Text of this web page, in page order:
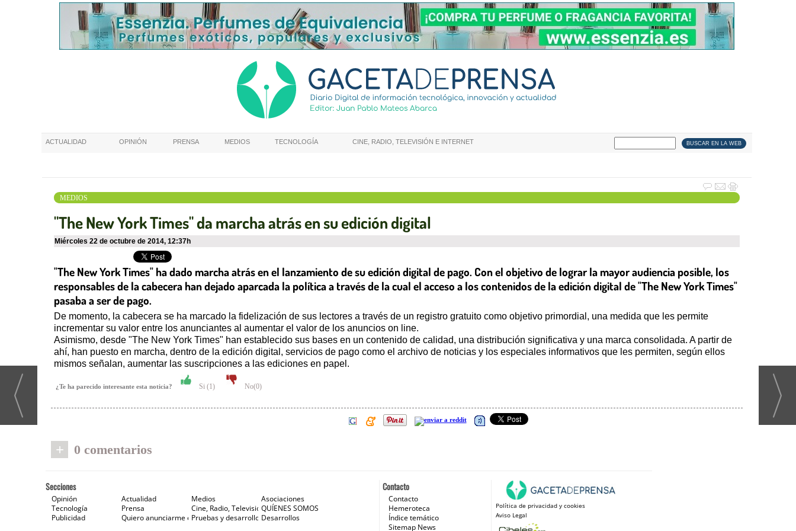
ACTUALIDAD OPINIÓN PRENSA MEDIOS TECNOLOGÍA CINE, RADIO, TELEVISIÓN E INTERNET
MEDIOS
"The New York Times" da marcha atrás en su edición digital
miércoles 22 de octubre de 2014, 12:37h
"The New York Times" ha dado marcha atrás en el lanzamiento de su edición digital de pago. Con el objetivo de lograr la mayor audiencia posible, los
responsables de la cabecera han dejado aparcada la política a través de la cual el acceso a los contenidos de la edición digital de "The New York Times"
pasaba a ser de pago.
De momento, la cabecera se ha marcado la fidelización de sus lectores a través de un registro gratuito como objetivo primordial, una medida que les permite
incrementar su valor entre los anunciantes al aumentar el valor de los anuncios on line.
Asimismo, desde "The New York Times" han establecido sus bases en un contenido de calidad, una distribución significativa y una marca consolidada. A partir de
ahí, han puesto en marcha, dentro de la edición digital, servicios de pago como el archivo de noticias y los especiales informativos que les permiten, según ellos
mismos señalan, aumentar las suscripciones a las ediciones en papel.
¿Te ha parecido interesante esta noticia? Si (1) No(0)
+ 0 comentarios
Contacto
Contacto
Hemeroteca
Índice temático
Sitemap News
Política de privacidad y cookies
Aviso Legal
Secciones
Opinión Actualidad Medios
Asociaciones
Tecnología
Prensa Cine, Radio, Televisión e Internet
QUÍENES SOMOS
Publicidad
Quiero anunciarme en Gaceta de Prensa
Pruebas y desarrollosDesarrollos